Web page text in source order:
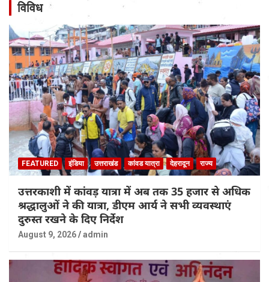
विविध
FEATURED इंडिया उत्तराखंड कांवड यात्रा देहरादून राज्य
उत्तरकाशी में कांवड़ यात्रा में अब तक 35 हजार से अधिक
श्रद्धालुओं ने की यात्रा, डीएम आर्य ने सभी व्यवस्थाएं
दुरुस्त रखने के दिए निर्देश
August 9, 2026 admin